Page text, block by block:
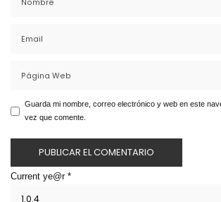
Guarda mi nombre, correo electrónico y web en este
vez que comente.
Current ye@r *